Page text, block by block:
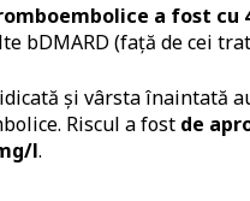
a fost
bDMARD (față de cei
și vârsta înaintată
Riscul a fost de
l.